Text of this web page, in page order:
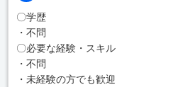
〇学歴
・不問
〇必要な経験・スキル
・不問
・未経験の方でも歓迎